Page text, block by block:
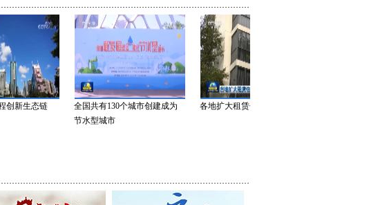
新生态链
全国共有130个城市创建成为
节水型城市
各地扩大租赁住房供给